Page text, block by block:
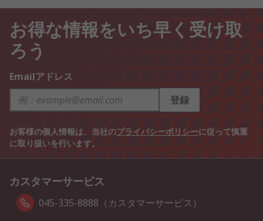
お得な情報をいち早く受け取
ろう
Emailアドレス
登録
お客様の個人情報は、当社のプライバシーポリシーに従って慎重
に取り扱いを行います。
カスタマーサービス
045-335-8888（カスタマーサービス）